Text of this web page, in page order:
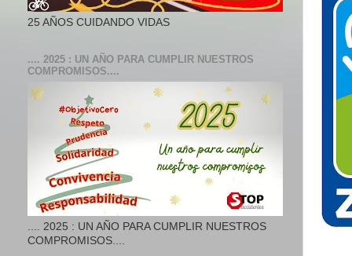
25 AÑOS CUIDANDO VIDAS
.... 2025 : UN AÑO PARA CUMPLIR NUESTROS
COMPROMISOS....
.... 2025 : UN AÑO PARA CUMPLIR NUESTROS
COMPROMISOS....